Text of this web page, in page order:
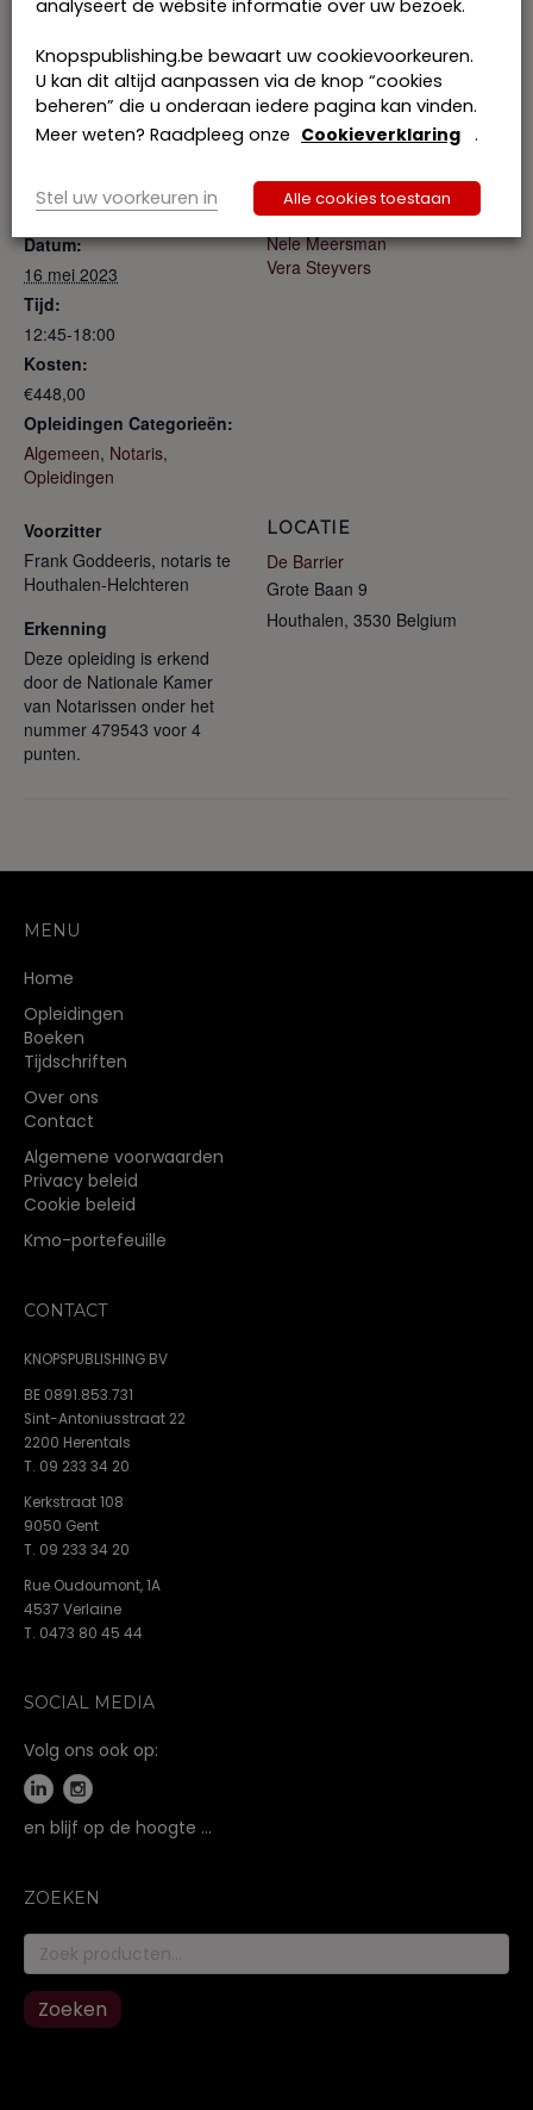
Tickets
Volzet
GEGEVENS
Datum:
16 mei 2023
Tijd:
12:45-18:00
Kosten:
€448,00
Opleidingen Categorieën:
Algemeen, Notaris,
Opleidingen
LOCATIE
De Barrier
Grote Baan 9
Houthalen, 3530 Belgium
SPREKERS
Nele Meersman
Vera Steyvers
Voorzitter
Frank Goddeeris, notaris te
Houthalen-Helchteren
Erkenning
Deze opleiding is erkend
door de Nationale Kamer
van Notarissen onder het
nummer 479543 voor 4
punten.
MENU
Home
Opleidingen
Boeken
Tijdschriften
Over ons
Contact
Algemene voorwaarden
Privacy beleid
Cookie beleid
Kmo-portefeuille
CONTACT
KNOPSPUBLISHING BV
BE 0891.853.731
Sint-Antoniusstraat 22
2200 Herentals
T. 09 233 34 20
Kerkstraat 108
9050 Gent
T. 09 233 34 20
Rue Oudoumont, 1A
4537 Verlaine
T. 0473 80 45 44
SOCIAL MEDIA
Volg ons ook op:
en blijf op de hoogte …
ZOEKEN
Zoeken
naar:
Zoeken
analyseert de website informatie over uw bezoek.
Knopspublishing.be bewaart uw cookievoorkeuren.
U kan dit altijd aanpassen via de knop “cookies
beheren” die u onderaan iedere pagina kan vinden.
Meer weten? Raadpleeg onze Cookieverklaring .
Stel uw voorkeuren in Alle cookies toestaan